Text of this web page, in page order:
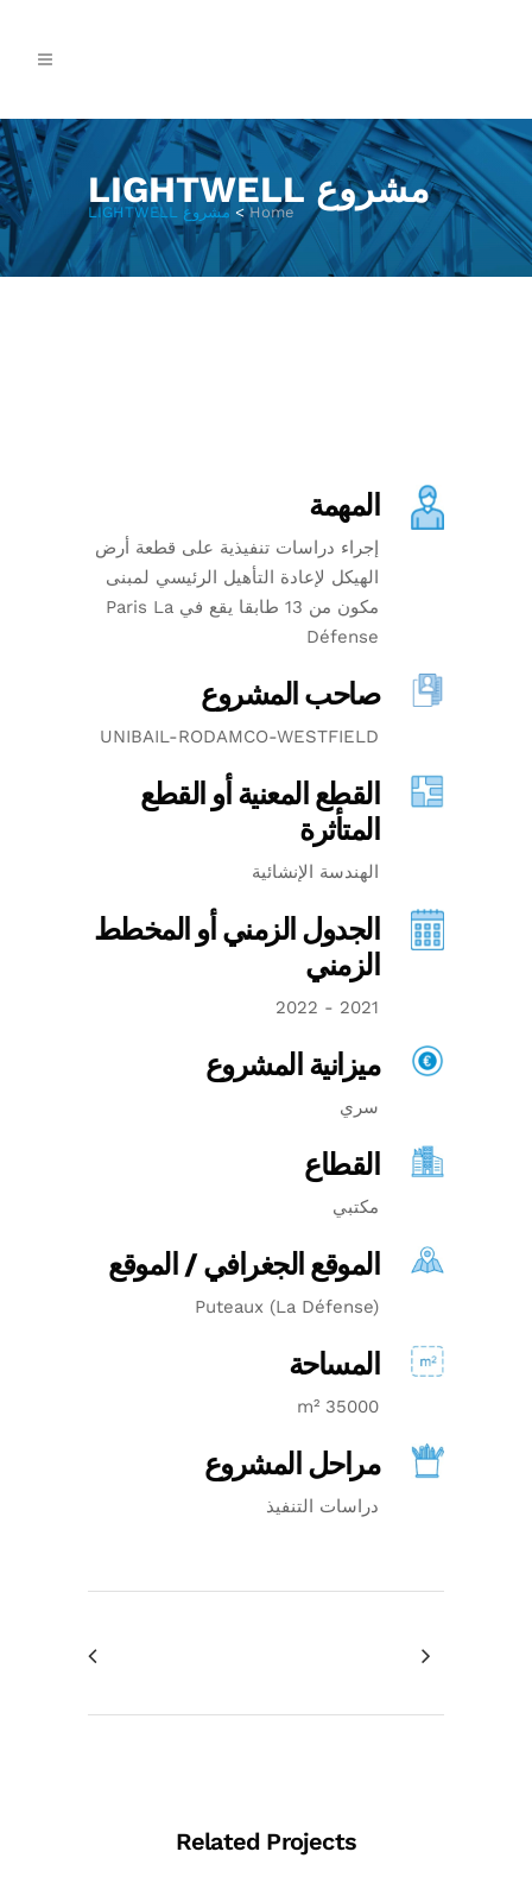
مشروع LIGHTWELL
Home
> مشروع LIGHTWELL
المهمة
إجراء دراسات تنفيذية على قطعة أرض
الهيكل لإعادة التأهيل الرئيسي لمبنى
مكون من 13 طابقا يقع في Paris La
Défense
صاحب المشروع
UNIBAIL-RODAMCO-WESTFIELD
القطع المعنية أو القطع
المتأثرة
الهندسة الإنشائية
الجدول الزمني أو المخطط
الزمني
2021 - 2022
ميزانية المشروع
سري
القطاع
مكتبي
الموقع الجغرافي / الموقع
Puteaux (La Défense)
المساحة
35000 m²
مراحل المشروع
دراسات التنفيذ
Related Projects